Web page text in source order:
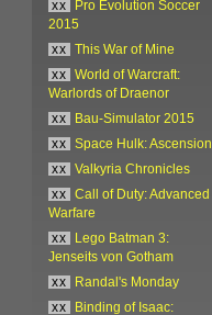
xx
Pro Evolution Soccer
2015
xx
This War of Mine
xx
World of Warcraft:
Warlords of Draenor
xx
Bau-Simulator 2015
xx
Space Hulk: Ascension
xx
Valkyria Chronicles
xx
Call of Duty: Advanced
Warfare
xx
Lego Batman 3:
Jenseits von Gotham
xx
Randal's Monday
xx
Binding of Isaac: